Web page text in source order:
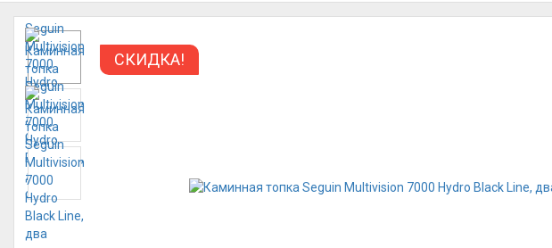
СКИДКА!